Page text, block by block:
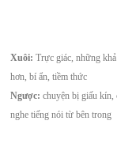
Xuôi: Trực giác, những khả
hơn, bí ẩn, tiềm thức
Ngược: chuyện bị giấu kín,
nghe tiếng nói từ bên trong